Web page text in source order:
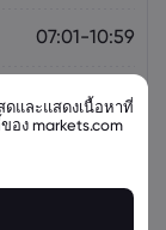
07:01-10:59
11:03-15:29
ดและแสดงเนื้อหาที่
ง markets.com